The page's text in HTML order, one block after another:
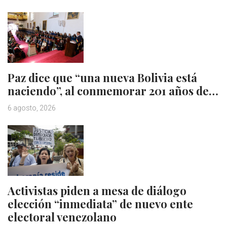
Paz dice que “una nueva Bolivia está
naciendo”, al conmemorar 201 años de…
6 agosto, 2026
Activistas piden a mesa de diálogo
elección “inmediata” de nuevo ente
electoral venezolano